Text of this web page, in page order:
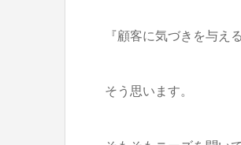
『顧客に気づきを与え
そう思います。